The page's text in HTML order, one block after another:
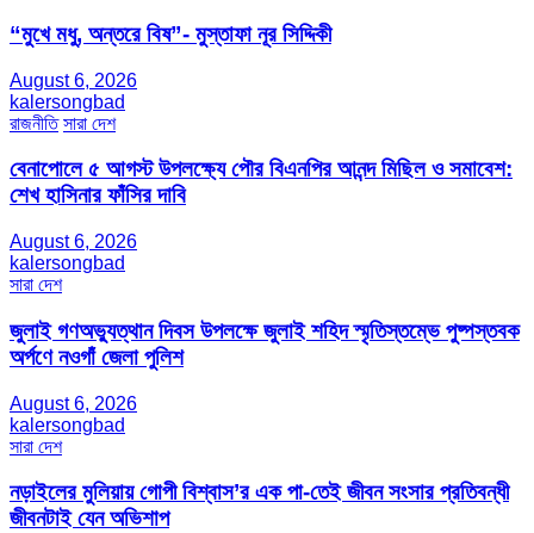
“মুখে মধু, অন্তরে বিষ”- মুস্তাফা নূর সিদ্দিকী
August 6, 2026
kalersongbad
রাজনীতি সারা দেশ
বেনাপোলে ৫ আগস্ট উপলক্ষ্যে পৌর বিএনপির আনন্দ মিছিল ও সমাবেশ:
শেখ হাসিনার ফাঁসির দাবি
August 6, 2026
kalersongbad
সারা দেশ
জুলাই গণঅভ্যুত্থান দিবস উপলক্ষে জুলাই শহিদ স্মৃতিস্তম্ভে পুষ্পস্তবক
অর্পণে নওগাঁ জেলা পুলিশ
August 6, 2026
kalersongbad
সারা দেশ
নড়াইলের মুলিয়ায় গোপী বিশ্বাস’র এক পা-তেই জীবন সংসার প্রতিবন্ধী
জীবনটাই যেন অভিশাপ